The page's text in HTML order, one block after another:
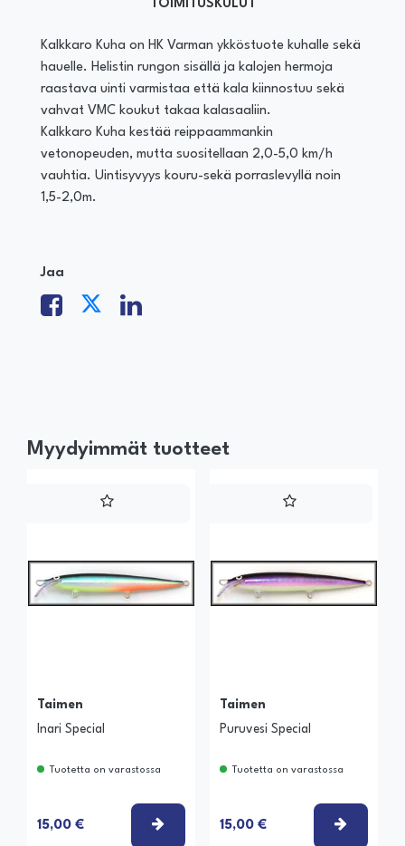
TOIMITUSKULUT
Kalkkaro Kuha on HK Varman ykköstuote kuhalle sekä
hauelle. Helistin rungon sisällä ja kalojen hermoja
raastava uinti varmistaa että kala kiinnostuu sekä
vahvat VMC koukut takaa kalasaaliin.
Kalkkaro Kuha kestää reippaammankin
vetonopeuden, mutta suositellaan 2,0-5,0 km/h
vauhtia. Uintisyvyys kouru-sekä porraslevyllä noin
1,5-2,0m.
Jaa
Myydyimmät tuotteet
Taimen
Inari Special
Tuotetta on varastossa
15,00 € VALITSE VAIHTOEHTO
Taimen
Puruvesi Special
Tuotetta on varastossa
15,00 €